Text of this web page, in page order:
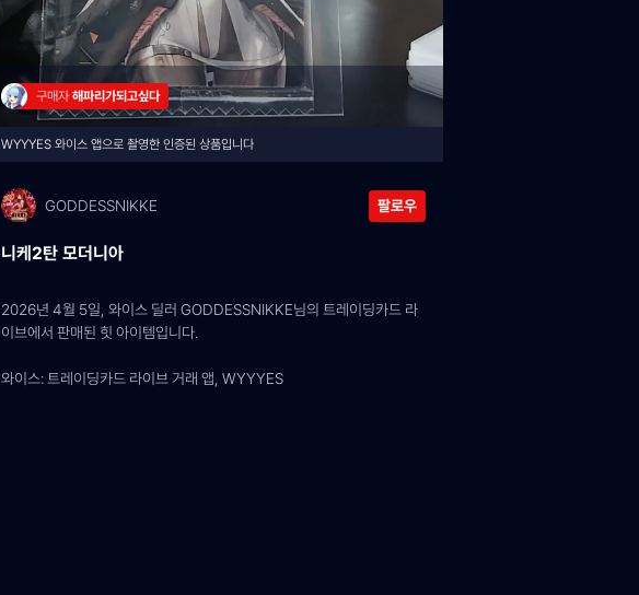
구매자 해파리가되고싶다
WYYYES 와이스 앱으로 촬영한 인증된 상품입니다
GODDESSNIKKE 팔로우
니케2탄 모더니아
2026년 4월 5일, 와이스 딜러 GODDESSNIKKE님의 트레이딩카드 라
이브에서 판매된 힛 아이템입니다.
와이스: 트레이딩카드 라이브 거래 앱, WYYYES